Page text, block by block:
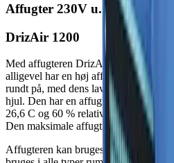
Affugter 230V u. varme 55 l/
DrizAir 1200
Med affugteren DrizAir 1200 får du
alligevel har en høj
rundt på, med dens lave vægt på kun
hjul. Den har en affugtningskapacitet
26,6 C og 60 % relativ fugtighed.
Den maksimale affugtningskapacitet
Affugteren kan bruges i temperaturer